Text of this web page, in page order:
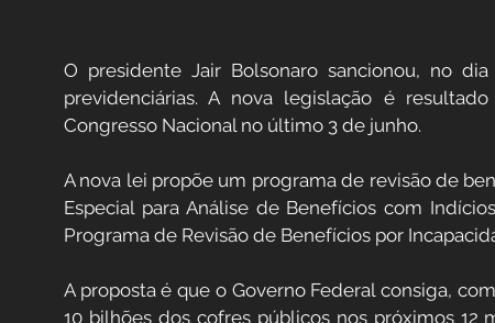
Novidades Profissões da Saúde Institucional
O presidente Jair Bolsonaro sancionou, no
previdenciárias. A nova legislação é
Congresso Nacional no último 3 de junho.
A nova lei propõe um programa de revisão de
Especial para Análise de Benefícios com
Programa de Revisão de Benefícios por
A proposta é que o Governo Federal consiga,
10 bilhões dos cofres públicos nos próximos 12